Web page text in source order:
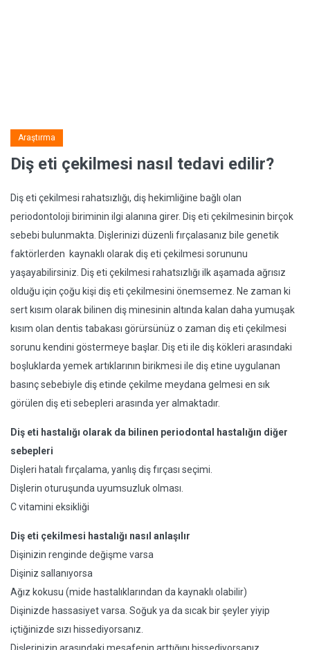
Araştırma
Diş eti çekilmesi nasıl tedavi edilir?
Diş eti çekilmesi rahatsızlığı, diş hekimliğine bağlı olan
periodontoloji biriminin ilgi alanına girer. Diş eti çekilmesinin birçok
sebebi bulunmakta. Dişlerinizi düzenli fırçalasanız bile genetik
faktörlerden kaynaklı olarak diş eti çekilmesi sorununu
yaşayabilirsiniz. Diş eti çekilmesi rahatsızlığı ilk aşamada ağrısız
olduğu için çoğu kişi diş eti çekilmesini önemsemez. Ne zaman ki
sert kısım olarak bilinen diş minesinin altında kalan daha yumuşak
kısım olan dentis tabakası görürsünüz o zaman diş eti çekilmesi
sorunu kendini göstermeye başlar. Diş eti ile diş kökleri arasındaki
boşluklarda yemek artıklarının birikmesi ile diş etine uygulanan
basınç sebebiyle diş etinde çekilme meydana gelmesi en sık
görülen diş eti sebepleri arasında yer almaktadır.
Diş eti hastalığı olarak da bilinen periodontal hastalığın diğer
sebepleri
Dişleri hatalı fırçalama, yanlış diş fırçası seçimi.
Dişlerin oturuşunda uyumsuzluk olması.
C vitamini eksikliği
Diş eti çekilmesi hastalığı nasıl anlaşılır
Dişinizin renginde değişme varsa
Dişiniz sallanıyorsa
Ağız kokusu (mide hastalıklarından da kaynaklı olabilir)
Dişinizde hassasiyet varsa. Soğuk ya da sıcak bir şeyler yiyip
içtiğinizde sızı hissediyorsanız.